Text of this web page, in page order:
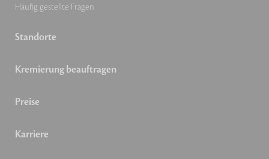
Häufig gestellte Fragen
Standorte
Kremierung beauftragen
Preise
Karriere